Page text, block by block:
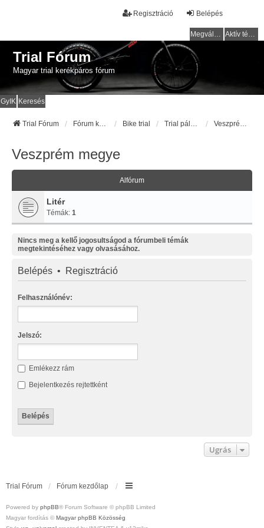
Belépés
Regisztráció
Megválaszolatlan témák Aktív témák
Trial Fórum
Magyar trial kerékpáros fórum
GyIK Keresés
Trial Fórum Bike trial
Veszprém megye
Alfórum
Litér
Témák: 1
Nincs meg a kellő jogosultságod a fórumbeli témák
megtekintéséhez vagy olvasásához.
Belépés • Regisztráció
Felhasználónév:
Jelszó:
Emlékezz rám
Bejelentkezés rejtettként
Ugrás
Trial Fórum Fórum kezdőlap
Powered by phpBB® Forum Software © phpBB Limited
Magyar fordítás © Magyar phpBB Közösség